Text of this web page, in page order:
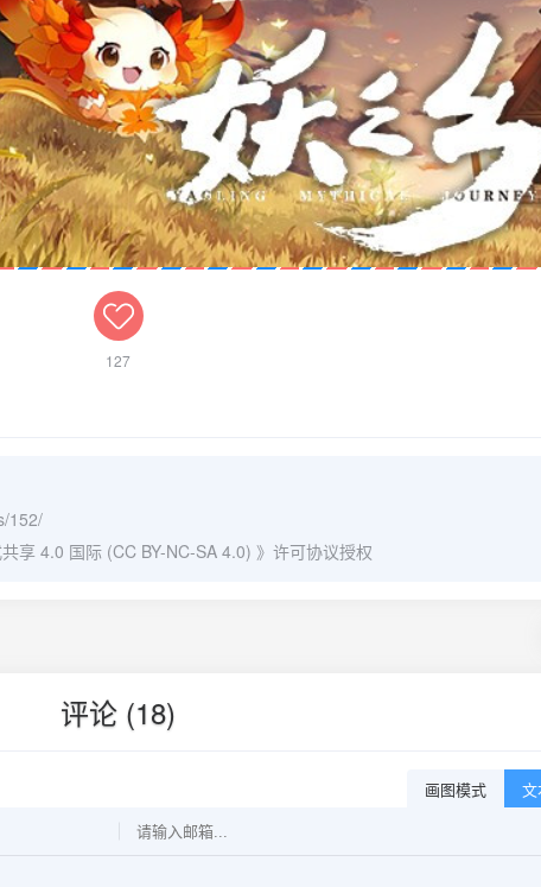
127
152/
享 4.0 国际 (CC BY-NC-SA 4.0) 》许可协议授权
评论 (18)
画图模式 文